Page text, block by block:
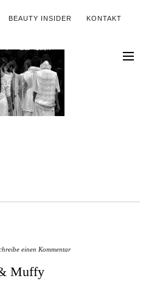
BEAUTY INSIDER KONTAKT
einen Kommentar
Muffy